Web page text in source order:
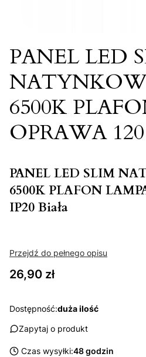
PANEL LED
6500K
OPRAWA
PANEL LED SLIM
6500K PLAFON
IP20 Biała
Przejdź do pełnego opisu
Cena
26,90 zł
Dostępność:duża ilość
Zapytaj o produkt
Czas wysyłki:48 godzin